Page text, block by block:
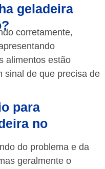
geladeira
corretamente,
alimentos estão
sinal de que precisa de
para
no
do problema e da
geralmente o